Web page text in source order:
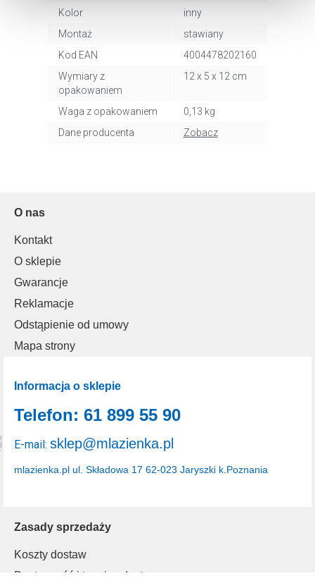
uzyskać więcej informacji na temat plików cookie i tego,
dlaczego ich przepisy, przejdź do zakładu „Informacje o
plikach cookie”.
Kolor
inny
Montaż
stawiany
Kod EAN
4004478202160
Wymiary z
opakowaniem
12 x 5 x 12 cm
Waga z opakowaniem
0,13 kg
Dane producenta
Zobacz
O nas
Kontakt
O sklepie
Gwarancje
Reklamacje
Odstąpienie od umowy
Mapa strony
Zasady sprzedaży
Koszty dostaw
Dostępność i terminy dostaw
Informacja o sklepie
mlazienka.pl ul. Składowa 17 62-023 Jaryszki k.Poznania
Telefon: 61 899 55 90
E-mail: sklep@mlazienka.pl